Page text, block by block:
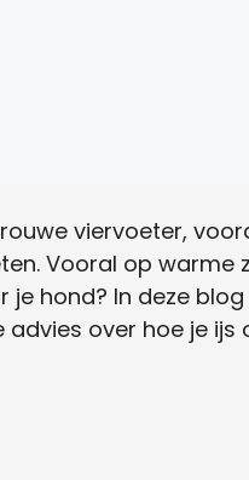
viervoeter,
Vooral op warme
je hond? In deze
advies over hoe je